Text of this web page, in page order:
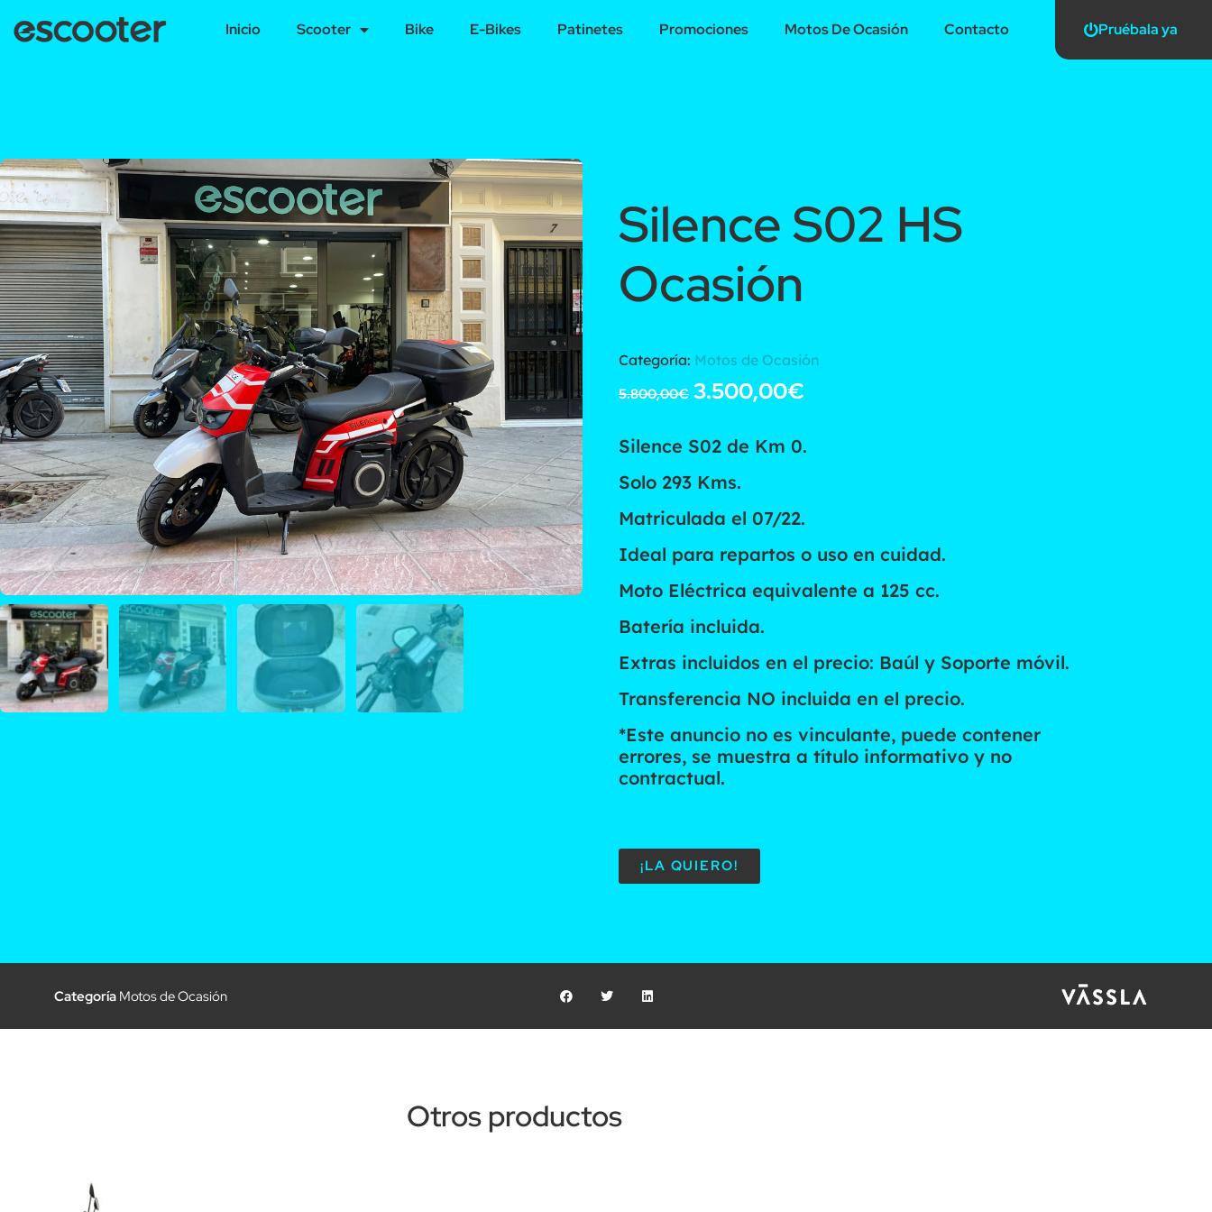
Inicio Scooter Bike E-Bikes Patinetes Promociones Motos De Ocasión Contacto Pruébala ya
Silence S02 HS
Ocasión
Categoría: Motos de Ocasión
5.800,00€ 3.500,00€
Silence S02 de Km 0.
Solo 293 Kms.
Matriculada el 07/22.
Ideal para repartos o uso en cuidad.
Moto Eléctrica equivalente a 125 cc.
Batería incluida.
Extras incluidos en el precio: Baúl y Soporte móvil.
Transferencia NO incluida en el precio.
*Este anuncio no es vinculante, puede contener
errores, se muestra a título informativo y no
contractual.
¡LA QUIERO!
Categoría Motos de Ocasión
Otros productos